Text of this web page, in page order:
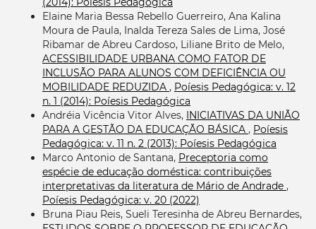
Elaine Maria Bessa Rebello Guerreiro, Ana Kalina
Moura de Paula, Inalda Tereza Sales de Lima, José
Ribamar de Abreu Cardoso, Liliane Brito de Melo,
ACESSIBILIDADE URBANA COMO FATOR DE
INCLUSÃO PARA ALUNOS COM DEFICIÊNCIA OU
MOBILIDADE REDUZIDA , Poíesis Pedagógica: v. 12
n. 1 (2014): Poíesis Pedagógica
Andréia Vicência Vitor Alves, INICIATIVAS DA UNIÃO
PARA A GESTÃO DA EDUCAÇÃO BÁSICA , Poíesis
Pedagógica: v. 11 n. 2 (2013): Poíesis Pedagógica
Marco Antonio de Santana, Preceptoria como
espécie de educação doméstica: contribuições
interpretativas da literatura de Mário de Andrade ,
Poíesis Pedagógica: v. 20 (2022)
Bruna Piau Reis, Sueli Teresinha de Abreu Bernardes,